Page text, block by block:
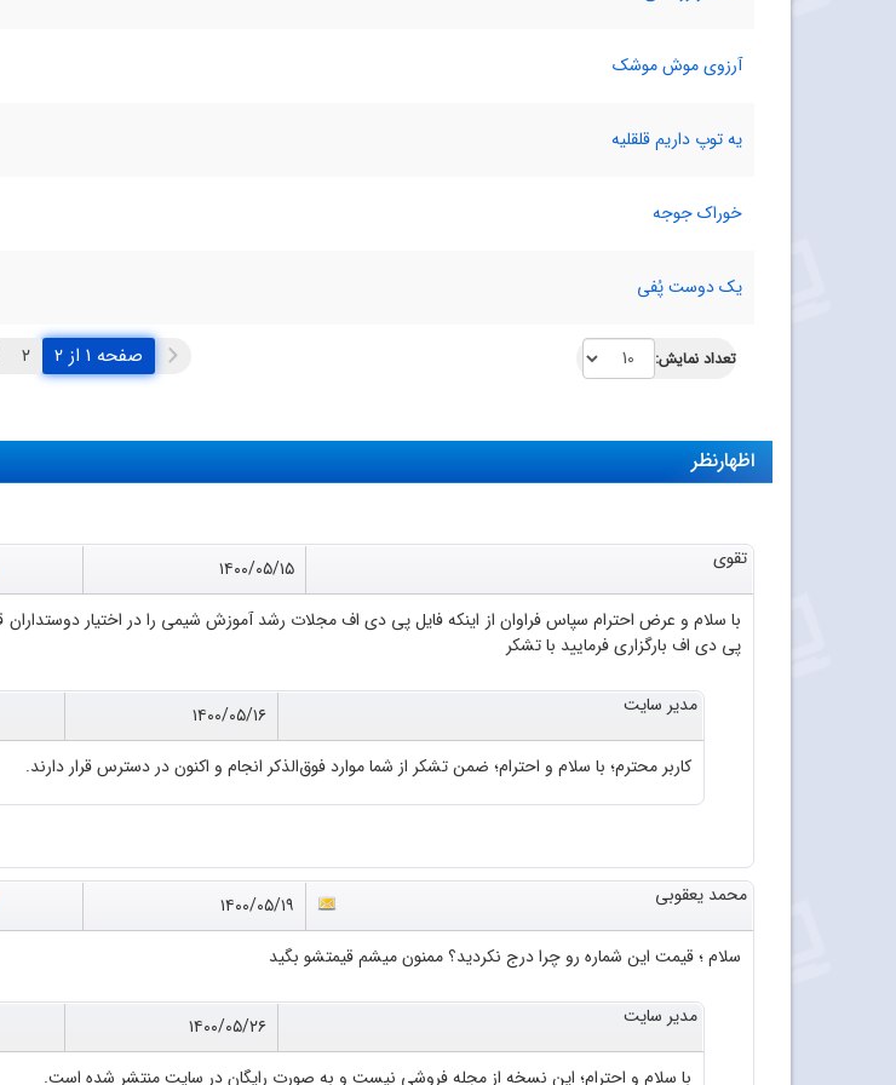
آرزوی موش موشک
یه توپ داریم قلقلیه
خوراک جوجه
یک دوست پُفی
تعداد نمایش: صفحه ۱ از ۲
اظهارنظر
تقوی
۱۴۰۰/۰۵/۱۵
پی دی اف بارگزاری فرمایید با تشکر
مدیر سایت ۱۴۰۰/۰۵/۱۶
کاربر محترم؛ با سلام و احترام؛ ضمن تشکر از شما موارد فوق‌الذکر انجام و اکنون در دسترس قرار دارند.
محمد یعقوبی ۱۴۰۰/۰۵/۱۹
سلام ؛ قیمت این شماره رو چرا درج نکردید؟ ممنون میشم قیمتشو بگید
مدیر سایت ۱۴۰۰/۰۵/۲۶
با سلام و احترام؛ این نسخه از مجله فروشی نیست و به صورت رایگان در سایت منتشر شده است.